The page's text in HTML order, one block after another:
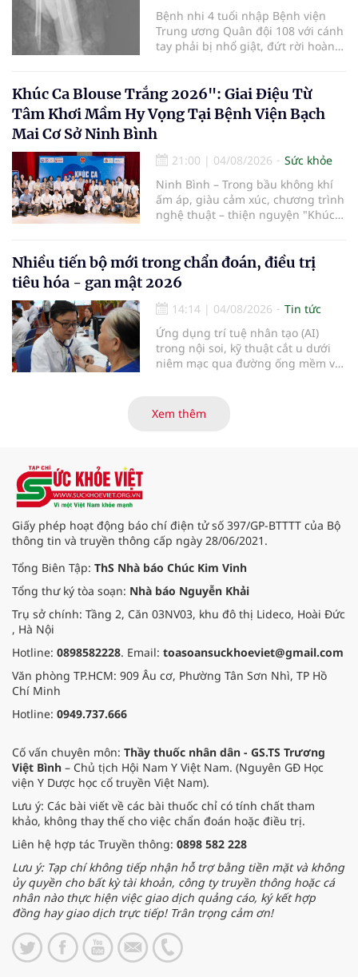
Bệnh nhi 4 tuổi nhập Bệnh viện
Trung ương Quân đội 108 với cánh
tay phải bị nhổ giật, đứt rời hoàn
thương nặng và thời gian thiếu
máu kéo dài, các bác sĩ đã tái lập
tuần hoàn thành công sau ca vi
phẫu kéo dài 3 giờ.
Khúc Ca Blouse Trắng 2026": Giai Điệu Từ
Tâm Khơi Mầm Hy Vọng Tại Bệnh Viện Bạch
Mai Cơ Sở Ninh Bình
21:00 | 04/08/2026
Sức khỏe
Ninh Bình – Trong bầu không khí
ấm áp, giàu cảm xúc, chương trình
nghệ thuật – thiện nguyện "Khúc
điểm dừng chân đầu tiên tại Bệnh
viện Bạch Mai cơ sở Ninh Bình.
Nhiều tiến bộ mới trong chẩn đoán, điều trị
tiêu hóa - gan mật 2026
14:14 | 04/08/2026
Tin tức
Ứng dụng trí tuệ nhân tạo (AI)
trong nội soi, kỹ thuật cắt u dưới
niêm mạc qua đường ống mềm và
là những nội dung trọng tâm được
báo cáo tại Hội thảo khoa học cập
Xem thêm
Giấy phép hoạt động báo chí điện tử số 397/GP-BTTTT của Bộ
thông tin và truyền thông cấp ngày 28/06/2021.
Tổng Biên Tập: ThS Nhà báo Chúc Kim Vinh
Tổng thư ký tòa soạn: Nhà báo Nguyễn Khải
Trụ sở chính: Tầng 2, Căn 03NV03, khu đô thị Lideco, Hoài Đức
, Hà Nội
Hotline: 0898582228. Email: toasoansuckhoeviet@gmail.com
Văn phòng TP.HCM: 909 Âu cơ, Phường Tân Sơn Nhì, TP Hồ
Chí Minh
Hotline: 0949.737.666
Cố vấn chuyên môn: Thầy thuốc nhân dân - GS.TS Trương
Việt Bình – Chủ tịch Hội Nam Y Việt Nam. (Nguyên GĐ Học
viện Y Dược học cổ truyền Việt Nam).
Lưu ý: Các bài viết về các bài thuốc chỉ có tính chất tham
khảo, không thay thế cho việc chẩn đoán hoặc điều trị.
Liên hệ hợp tác Truyền thông: 0898 582 228
Lưu ý: Tạp chí không tiếp nhận hỗ trợ bằng tiền mặt và không
ủy quyền cho bất kỳ tài khoản, công ty truyền thông hoặc cá
nhân nào thực hiện việc giao dịch quảng cáo, ký kết hợp
đồng hay giao dịch trực tiếp! Trân trọng cảm ơn!